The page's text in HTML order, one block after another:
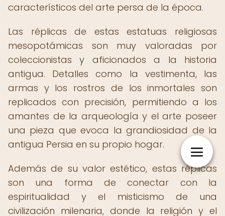
característicos del arte persa de la época.
Las réplicas de estas estatuas religiosas
mesopotámicas son muy valoradas por
coleccionistas y aficionados a la historia
antigua. Detalles como la vestimenta, las
armas y los rostros de los inmortales son
replicados con precisión, permitiendo a los
amantes de la arqueología y el arte poseer
una pieza que evoca la grandiosidad de la
antigua Persia en su propio hogar.
Además de su valor estético, estas réplicas
son una forma de conectar con la
espiritualidad y el misticismo de una
civilización milenaria, donde la religión y el